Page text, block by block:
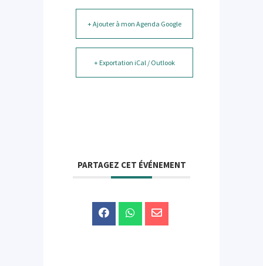
+ Ajouter à mon Agenda Google
+ Exportation iCal / Outlook
PARTAGEZ CET ÉVÉNEMENT